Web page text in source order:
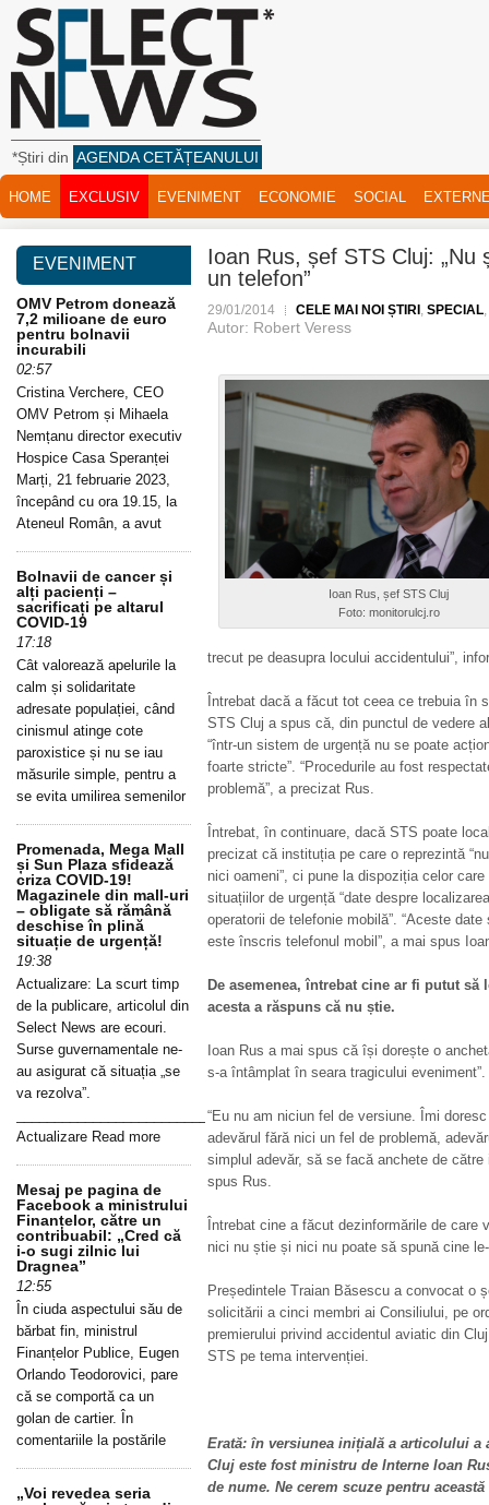
*Știri din AGENDA CETĂȚEANULUI
HOME EXCLUSIV EVENIMENT ECONOMIE SOCIAL
Ioan Rus, șef STS Cluj: „Nu
un telefon”
29/01/2014 CELE MAI NOI ȘTIRI , SPECIAL,
Autor: Robert Veress
Ioan Rus, șef STS Cluj
Foto: monitorulcj.ro
trecut pe deasupra locului accidentului”,
Întrebat dacă a făcut tot ceea ce trebuia în
STS Cluj a spus că, din punctul de vedere
“într-un sistem de urgență nu se poate
foarte stricte”. “Procedurile au fost
problemă”, a precizat Rus.
Întrebat, în continuare, dacă STS poate
precizat că instituția pe care o reprezintă
nici oameni”, ci pune la dispoziția celor
situațiilor de urgență “date despre
operatorii de telefonie mobilă”. “Aceste
este înscris telefonul mobil”, a mai spus
De asemenea, întrebat cine ar fi putut
acesta a răspuns că nu știe.
Ioan Rus a mai spus că își dorește o
s-a întâmplat în seara tragicului eveniment”.
“Eu nu am niciun fel de versiune. Îmi
adevărul fără nici un fel de problemă,
simplul adevăr, să se facă anchete de
spus Rus.
Întrebat cine a făcut dezinformările de
nici nu știe și nici nu poate să spună cine
Președintele Traian Băsescu a convocat o
solicitării a cinci membri ai Consiliului, pe
premierului privind accidentul aviatic din
STS pe tema intervenției.
Erată: în versiunea inițială a articolului a
Cluj este fost ministru de Interne Ioan
de nume. Ne cerem scuze pentru această
EVENIMENT
OMV Petrom donează
7,2 milioane de euro
pentru bolnavii
incurabili
02:57
Cristina Verchere, CEO
OMV Petrom și Mihaela
Nemțanu director executiv
Hospice Casa Speranței
Marți, 21 februarie 2023,
începând cu ora 19.15, la
Ateneul Român, a avut
Bolnavii de cancer și
alți pacienți –
sacrificați pe altarul
COVID-19
17:18
Cât valorează apelurile la
calm și solidaritate
adresate populației, când
cinismul atinge cote
paroxistice și nu se iau
măsurile simple, pentru a
se evita umilirea semenilor
Promenada, Mega Mall
și Sun Plaza sfidează
criza COVID-19!
Magazinele din mall-uri
– obligate să rămână
deschise în plină
situație de urgență!
19:38
Actualizare: La scurt timp
de la publicare, articolul din
Select News are ecouri.
Surse guvernamentale ne-
au asigurat că situația „se
va rezolva”.
Actualizare Read more
Mesaj pe pagina de
Facebook a ministrului
Finanțelor, către un
contribuabil: „Cred că
i-o sugi zilnic lui
Dragnea”
12:55
În ciuda aspectului său de
bărbat fin, ministrul
Finanțelor Publice, Eugen
Orlando Teodorovici, pare
că se comportă ca un
golan de cartier. În
comentariile la postările
„Voi revedea seria